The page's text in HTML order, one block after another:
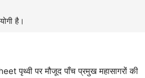
है।
पृथ्वी पर मौजूद पाँच प्रमुख महासागरों की